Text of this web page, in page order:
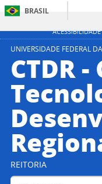
ACESSIBILIDADE
BRASIL
UNIVERSIDADE FEDERAL
CTDR
REITORIA
Buscar no portal